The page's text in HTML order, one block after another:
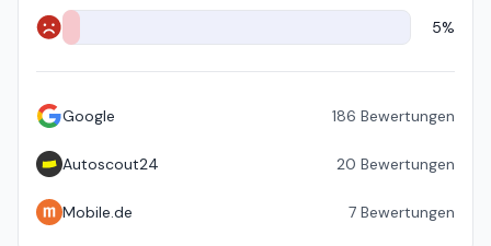
Negativ 5%
Google 186 Bewertungen
Autoscout24 20 Bewertungen
Mobile.de 7 Bewertungen